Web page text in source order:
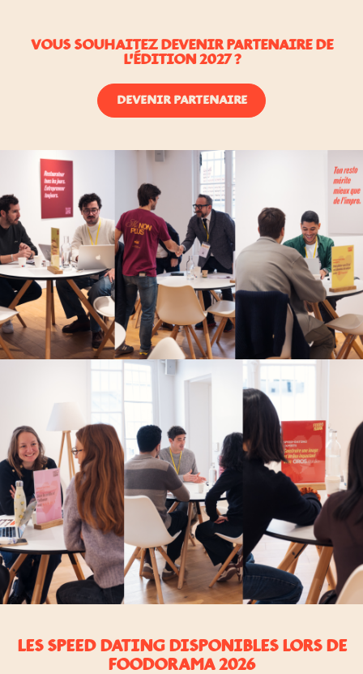
Vous souhaitez devenir partenaire de
l'Édition 2027 ?
DEVENIR PARTENAIRE
LES SPEED DATING DISPONIBLES LORS DE
FOODORAMA 2026